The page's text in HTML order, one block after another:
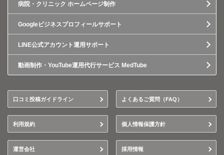
病院・クリニック ホームページ制作
Googleビジネスプロフィールサポート
LINE公式アカウント運用サポート
動画制作・YouTube運用代行サービス MedTube
口コミ投稿ガイドライン よくあるご質問（FAQ）
利用規約 個人情報保護方針
運営会社 採用情報